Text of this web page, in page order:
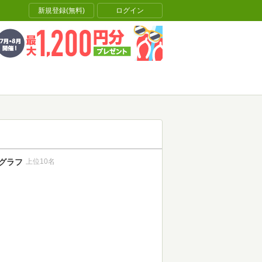
新規登録(無料) ログイン
ラフ 上位10名